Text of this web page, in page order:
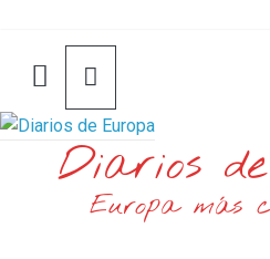
contenido
Diarios
Europa más